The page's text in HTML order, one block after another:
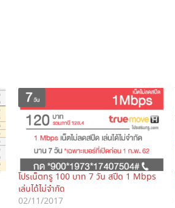
โปรเน็ตทรู 100 บาท 7 วัน สปีด 1 Mbps
เล่นได้ไม่จำกัด
02/11/2017